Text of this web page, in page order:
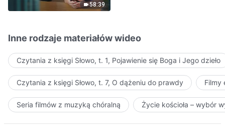
58:39
Inne rodzaje materiałów wideo
Czytania z księgi Słowo, t. 1, Pojawienie się Boga i Jego dzieło
Czytania z księgi Słowo, t. 7, O dążeniu do prawdy Filmy
Seria filmów z muzyką chóralną Życie kościoła – wybór